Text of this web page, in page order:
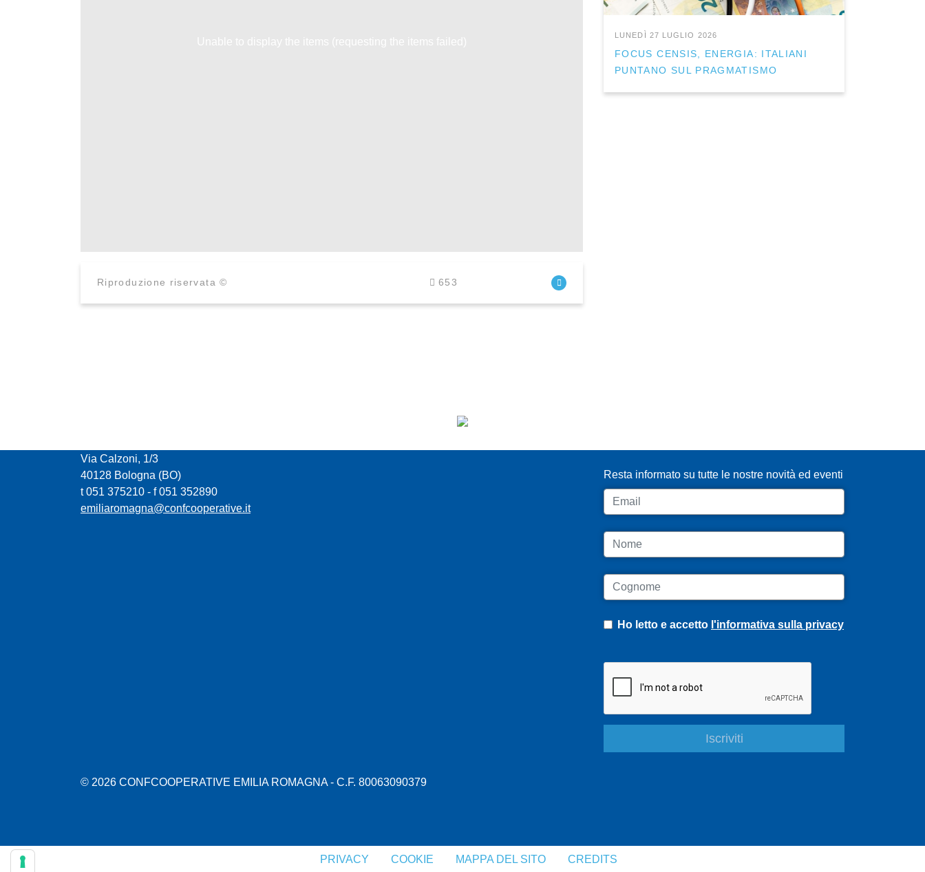
Riproduzione riservata © 653
LUNEDÌ 27 LUGLIO 2026
FOCUS CENSIS, ENERGIA: ITALIANI
PUNTANO SUL PRAGMATISMO
Resta informato su tutte le nostre novità ed eventi
Email
Nome
Cognome
Ho letto e accetto l'informativa sulla privacy
Via Calzoni, 1/3
40128 Bologna (BO)
t 051 375210 - f 051 352890
emiliaromagna@confcooperative.it
© 2026 CONFCOOPERATIVE EMILIA ROMAGNA - C.F. 80063090379
PRIVACY COOKIE MAPPA DEL SITO CREDITS